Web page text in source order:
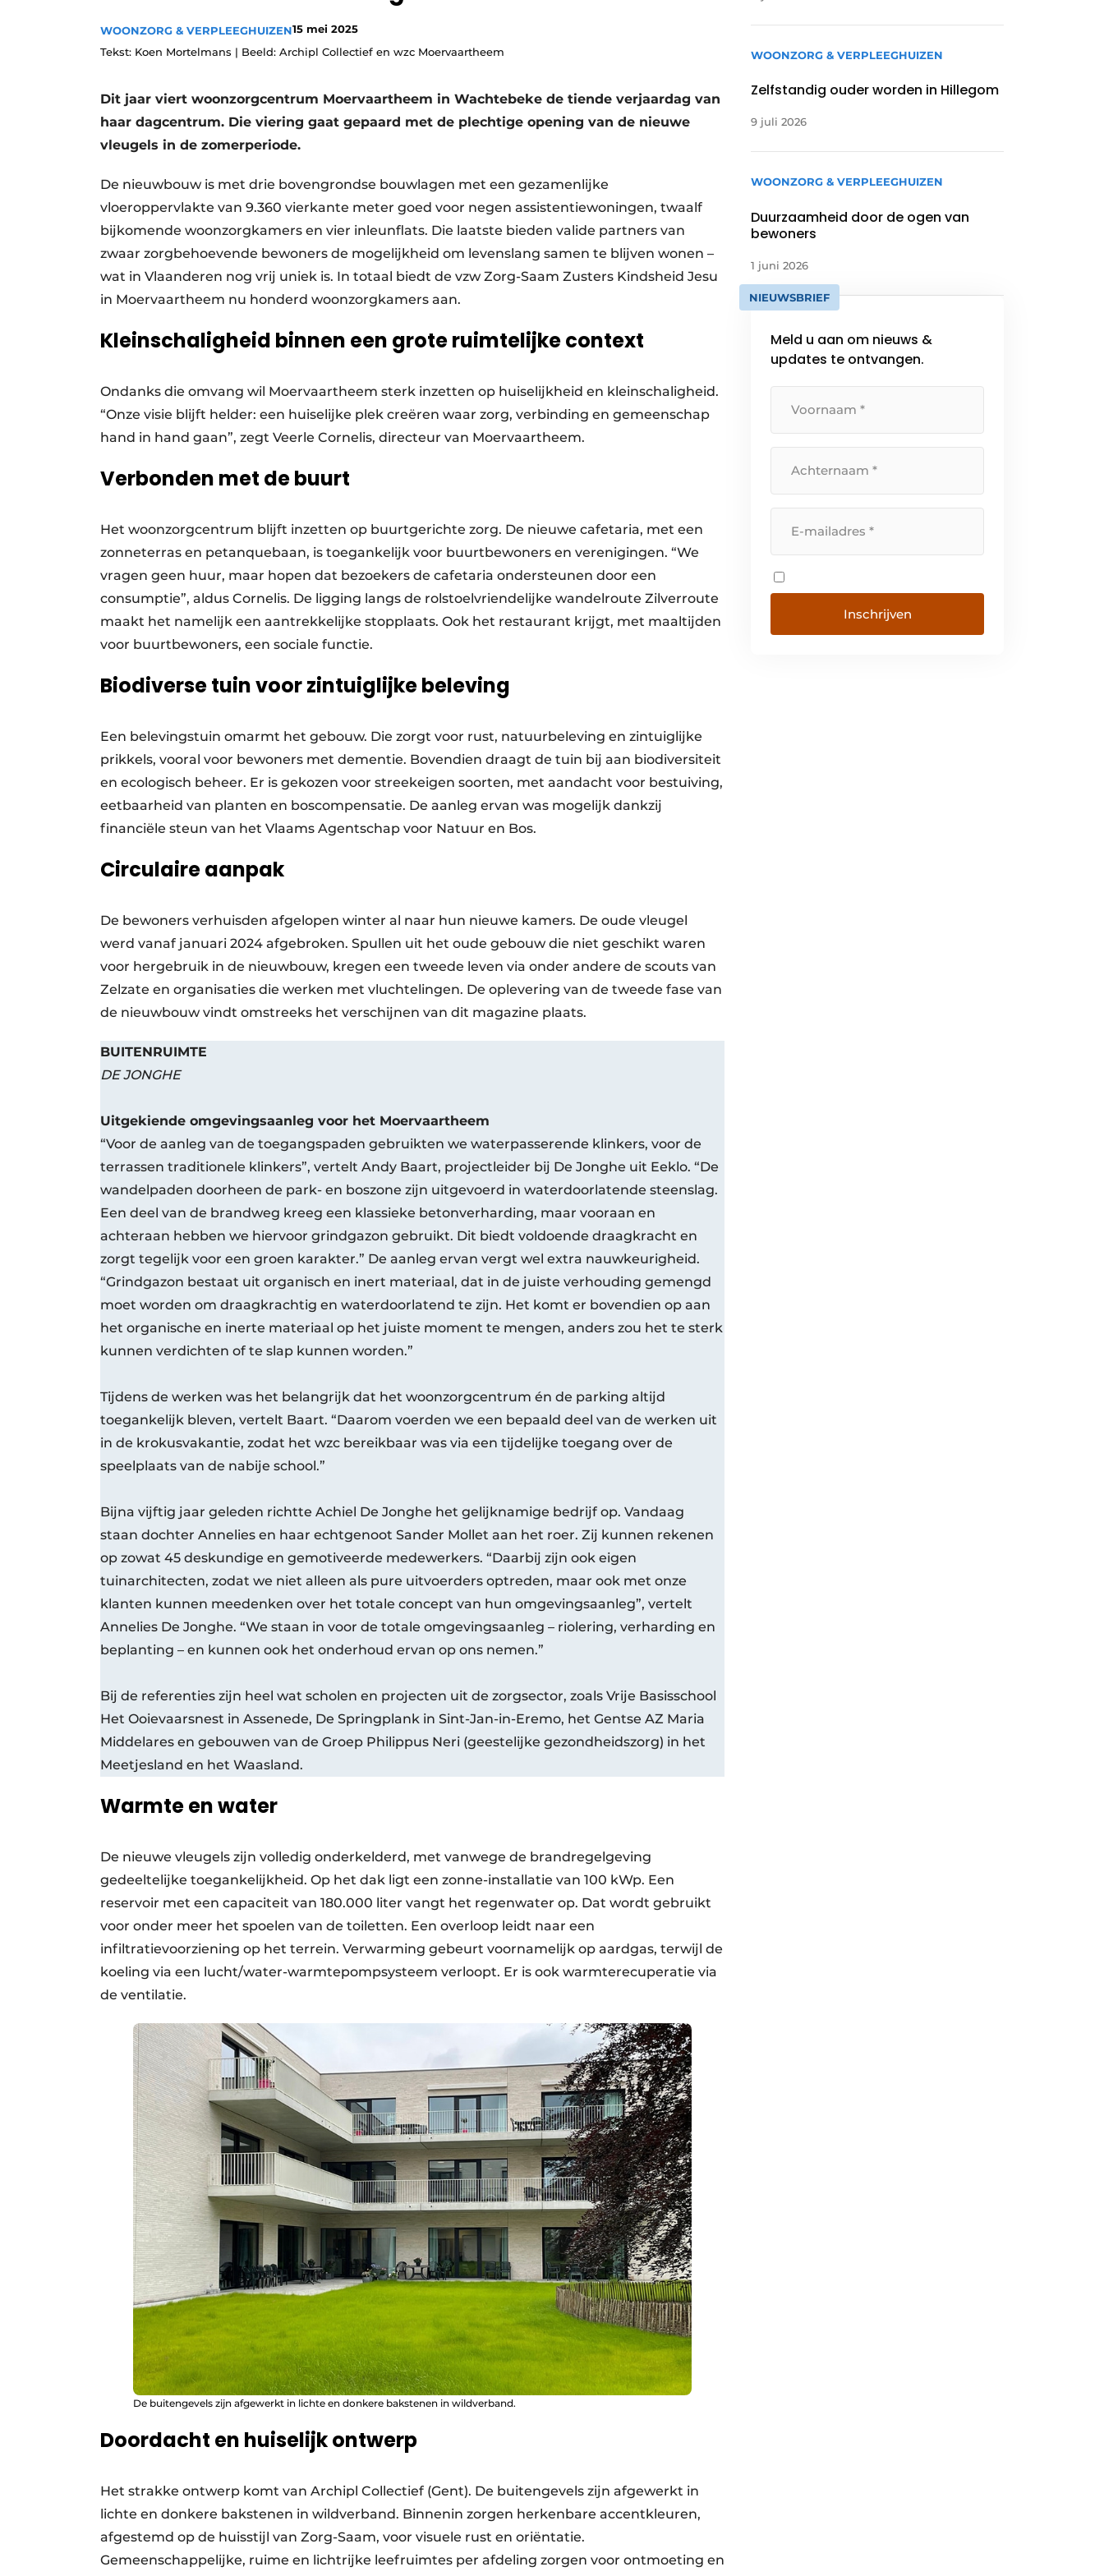
Vacature aanmelden
Video’s
WOONZORG & VERPLEEGHUIZEN15 mei 2025
Tekst: Koen Mortelmans | Beeld: Archipl Collectief en wzc Moervaartheem
Dit jaar viert woonzorgcentrum Moervaartheem in Wachtebeke de tiende verjaardag van
haar dagcentrum. Die viering gaat gepaard met de plechtige opening van de nieuwe
vleugels in de zomerperiode.
De nieuwbouw is met drie bovengrondse bouwlagen met een gezamenlijke
vloeroppervlakte van 9.360 vierkante meter goed voor negen assistentiewoningen, twaalf
bijkomende woonzorgkamers en vier inleunflats. Die laatste bieden valide partners van
zwaar zorgbehoevende bewoners de mogelijkheid om levenslang samen te blijven wonen –
wat in Vlaanderen nog vrij uniek is. In totaal biedt de vzw Zorg-Saam Zusters Kindsheid Jesu
in Moervaartheem nu honderd woonzorgkamers aan.
Kleinschaligheid binnen een grote ruimtelijke context
Ondanks die omvang wil Moervaartheem sterk inzetten op huiselijkheid en kleinschaligheid.
“Onze visie blijft helder: een huiselijke plek creëren waar zorg, verbinding en gemeenschap
hand in hand gaan”, zegt Veerle Cornelis, directeur van Moervaartheem.
Verbonden met de buurt
Het woonzorgcentrum blijft inzetten op buurtgerichte zorg. De nieuwe cafetaria, met een
zonneterras en petanquebaan, is toegankelijk voor buurtbewoners en verenigingen. “We
vragen geen huur, maar hopen dat bezoekers de cafetaria ondersteunen door een
consumptie”, aldus Cornelis. De ligging langs de rolstoelvriendelijke wandelroute Zilverroute
maakt het namelijk een aantrekkelijke stopplaats. Ook het restaurant krijgt, met maaltijden
voor buurtbewoners, een sociale functie.
Biodiverse tuin voor zintuiglijke beleving
Een belevingstuin omarmt het gebouw. Die zorgt voor rust, natuurbeleving en zintuiglijke
prikkels, vooral voor bewoners met dementie. Bovendien draagt de tuin bij aan biodiversiteit
en ecologisch beheer. Er is gekozen voor streekeigen soorten, met aandacht voor bestuiving,
eetbaarheid van planten en boscompensatie. De aanleg ervan was mogelijk dankzij
financiële steun van het Vlaams Agentschap voor Natuur en Bos.
Circulaire aanpak
De bewoners verhuisden afgelopen winter al naar hun nieuwe kamers. De oude vleugel
werd vanaf januari 2024 afgebroken. Spullen uit het oude gebouw die niet geschikt waren
voor hergebruik in de nieuwbouw, kregen een tweede leven via onder andere de scouts van
Zelzate en organisaties die werken met vluchtelingen. De oplevering van de tweede fase van
de nieuwbouw vindt omstreeks het verschijnen van dit magazine plaats.
BUITENRUIMTE
DE JONGHE
Uitgekiende omgevingsaanleg voor het Moervaartheem
“Voor de aanleg van de toegangspaden gebruikten we waterpasserende klinkers, voor de
terrassen traditionele klinkers”, vertelt Andy Baart, projectleider bij De Jonghe uit Eeklo. “De
wandelpaden doorheen de park- en boszone zijn uitgevoerd in waterdoorlatende steenslag.
Een deel van de brandweg kreeg een klassieke betonverharding, maar vooraan en
achteraan hebben we hiervoor grindgazon gebruikt. Dit biedt voldoende draagkracht en
zorgt tegelijk voor een groen karakter.” De aanleg ervan vergt wel extra nauwkeurigheid.
“Grindgazon bestaat uit organisch en inert materiaal, dat in de juiste verhouding gemengd
moet worden om draagkrachtig en waterdoorlatend te zijn. Het komt er bovendien op aan
het organische en inerte materiaal op het juiste moment te mengen, anders zou het te sterk
kunnen verdichten of te slap kunnen worden.”
Tijdens de werken was het belangrijk dat het woonzorgcentrum én de parking altijd
toegankelijk bleven, vertelt Baart. “Daarom voerden we een bepaald deel van de werken uit
in de krokusvakantie, zodat het wzc bereikbaar was via een tijdelijke toegang over de
speelplaats van de nabije school.”
Bijna vijftig jaar geleden richtte Achiel De Jonghe het gelijknamige bedrijf op. Vandaag
staan dochter Annelies en haar echtgenoot Sander Mollet aan het roer. Zij kunnen rekenen
op zowat 45 deskundige en gemotiveerde medewerkers. “Daarbij zijn ook eigen
tuinarchitecten, zodat we niet alleen als pure uitvoerders optreden, maar ook met onze
klanten kunnen meedenken over het totale concept van hun omgevingsaanleg”, vertelt
Annelies De Jonghe. “We staan in voor de totale omgevingsaanleg – riolering, verharding en
beplanting – en kunnen ook het onderhoud ervan op ons nemen.”
Bij de referenties zijn heel wat scholen en projecten uit de zorgsector, zoals Vrije Basisschool
Het Ooievaarsnest in Assenede, De Springplank in Sint-Jan-in-Eremo, het Gentse AZ Maria
Middelares en gebouwen van de Groep Philippus Neri (geestelijke gezondheidszorg) in het
Meetjesland en het Waasland.
Warmte en water
De nieuwe vleugels zijn volledig onderkelderd, met vanwege de brandregelgeving
gedeeltelijke toegankelijkheid. Op het dak ligt een zonne-installatie van 100 kWp. Een
reservoir met een capaciteit van 180.000 liter vangt het regenwater op. Dat wordt gebruikt
voor onder meer het spoelen van de toiletten. Een overloop leidt naar een
infiltratievoorziening op het terrein. Verwarming gebeurt voornamelijk op aardgas, terwijl de
koeling via een lucht/water-warmtepompsysteem verloopt. Er is ook warmterecuperatie via
de ventilatie.
De buitengevels zijn afgewerkt in lichte en donkere bakstenen in wildverband.
Doordacht en huiselijk ontwerp
Het strakke ontwerp komt van Archipl Collectief (Gent). De buitengevels zijn afgewerkt in
lichte en donkere bakstenen in wildverband. Binnenin zorgen herkenbare accentkleuren,
afgestemd op de huisstijl van Zorg-Saam, voor visuele rust en oriëntatie.
Gemeenschappelijke, ruime en lichtrijke leefruimtes per afdeling zorgen voor ontmoeting en
WOONZORG & VERPLEEGHUIZEN
Zelfstandig ouder worden in Hillegom
9 juli 2026
WOONZORG & VERPLEEGHUIZEN
Duurzaamheid door de ogen van
bewoners
1 juni 2026
NIEUWSBRIEF
Meld u aan om nieuws &
updates te ontvangen.